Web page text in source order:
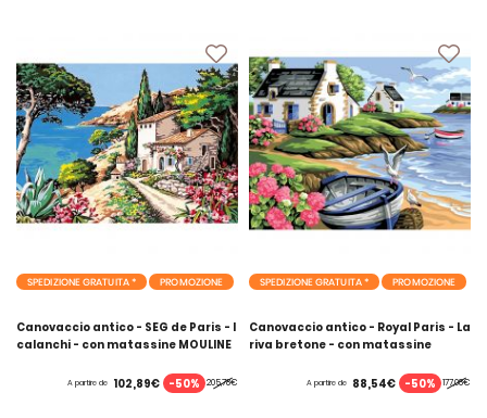
SPEDIZIONE GRATUITA * PROMOZIONE
Canovaccio antico - SEG de Paris - I
calanchi - con matassine MOULINE
205,78€
A partire de 102,89€ -50%
SPEDIZIONE GRATUITA * PROMOZIONE
Canovaccio antico - Royal Paris - La
riva bretone - con matassine
177,08€
A partire de 88,54€ -50%